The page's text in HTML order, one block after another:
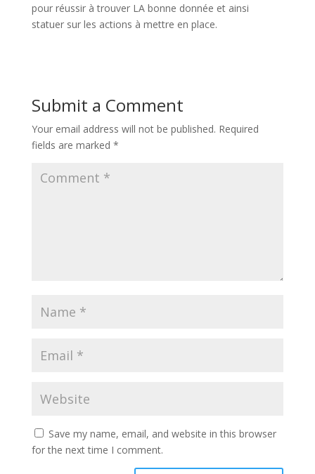
pour réussir à trouver LA bonne donnée et ainsi
statuer sur les actions à mettre en place.
Submit a Comment
Your email address will not be published. Required
fields are marked *
Save my name, email, and website in this browser
for the next time I comment.